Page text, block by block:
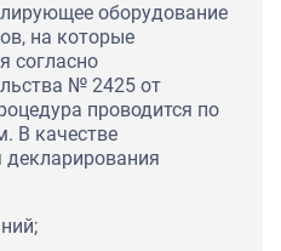
оборудование
на которые
согласно
№ 2425 от
проводится по
В качестве
декларирования